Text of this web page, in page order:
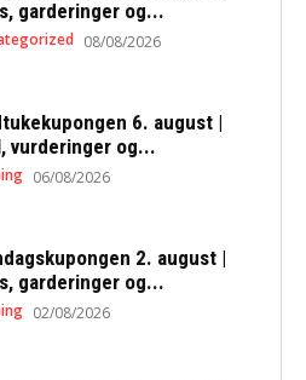
garderinger og...
08/08/2026
6. august |
vurderinger og...
06/08/2026
2. august |
garderinger og...
02/08/2026